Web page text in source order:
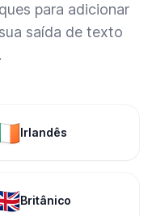
para adicionar
saída de texto
Irlandês
Britânico